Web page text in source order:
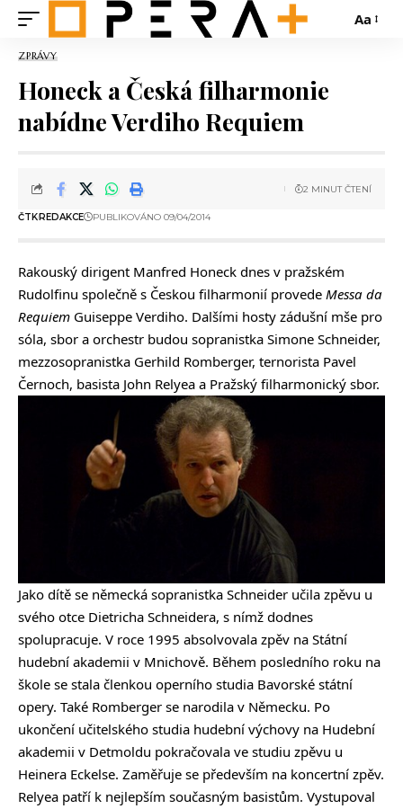
Aa
ZPRÁVY
Honeck a Česká filharmonie
nabídne Verdiho Requiem
ČTKREDAKCE PUBLIKOVÁNO 09/04/2014
2 MINUT ČTENÍ
Rakouský dirigent Manfred Honeck dnes v pražském
Rudolfinu společně s Českou filharmonií provede Messa da
Requiem Guiseppe Verdiho. Dalšími hosty zádušní mše pro
sóla, sbor a orchestr budou sopranistka Simone Schneider,
mezzosopranistka Gerhild Romberger, ternorista Pavel
Černoch, basista John Relyea a Pražský filharmonický sbor.
Jako dítě se německá sopranistka Schneider učila zpěvu u
svého otce Dietricha Schneidera, s nímž dodnes
spolupracuje. V roce 1995 absolvovala zpěv na Státní
hudební akademii v Mnichově. Během posledního roku na
škole se stala členkou operního studia Bavorské státní
opery. Také Romberger se narodila v Německu. Po
ukončení učitelského studia hudební výchovy na Hudební
akademii v Detmoldu pokračovala ve studiu zpěvu u
Heinera Eckelse. Zaměřuje se především na koncertní zpěv.
Relyea patří k nejlepším současným basistům. Vystupoval